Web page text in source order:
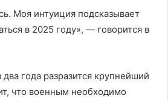
Моя интуиция подсказывает
в 2025 году», — говорится в
года разразится крупнейший
что военным необходимо